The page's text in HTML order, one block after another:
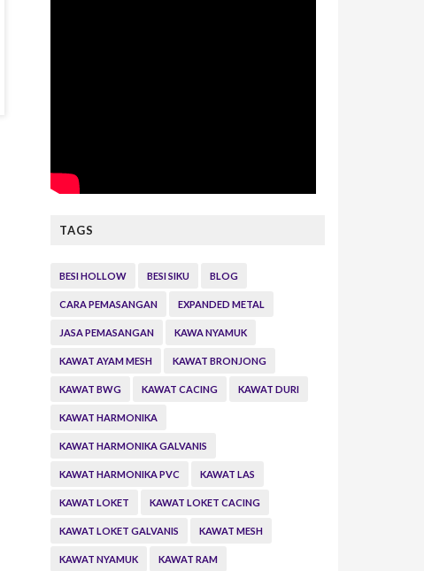
TAGS
BESI HOLLOW BESI SIKU BLOG
CARA PEMASANGAN EXPANDED METAL
JASA PEMASANGAN KAWA NYAMUK
KAWAT AYAM MESH KAWAT BRONJONG
KAWAT BWG KAWAT CACING KAWAT DURI
KAWAT HARMONIKA
KAWAT HARMONIKA GALVANIS
KAWAT HARMONIKA PVC KAWAT LAS
KAWAT LOKET KAWAT LOKET CACING
KAWAT LOKET GALVANIS KAWAT MESH
KAWAT NYAMUK KAWAT RAM